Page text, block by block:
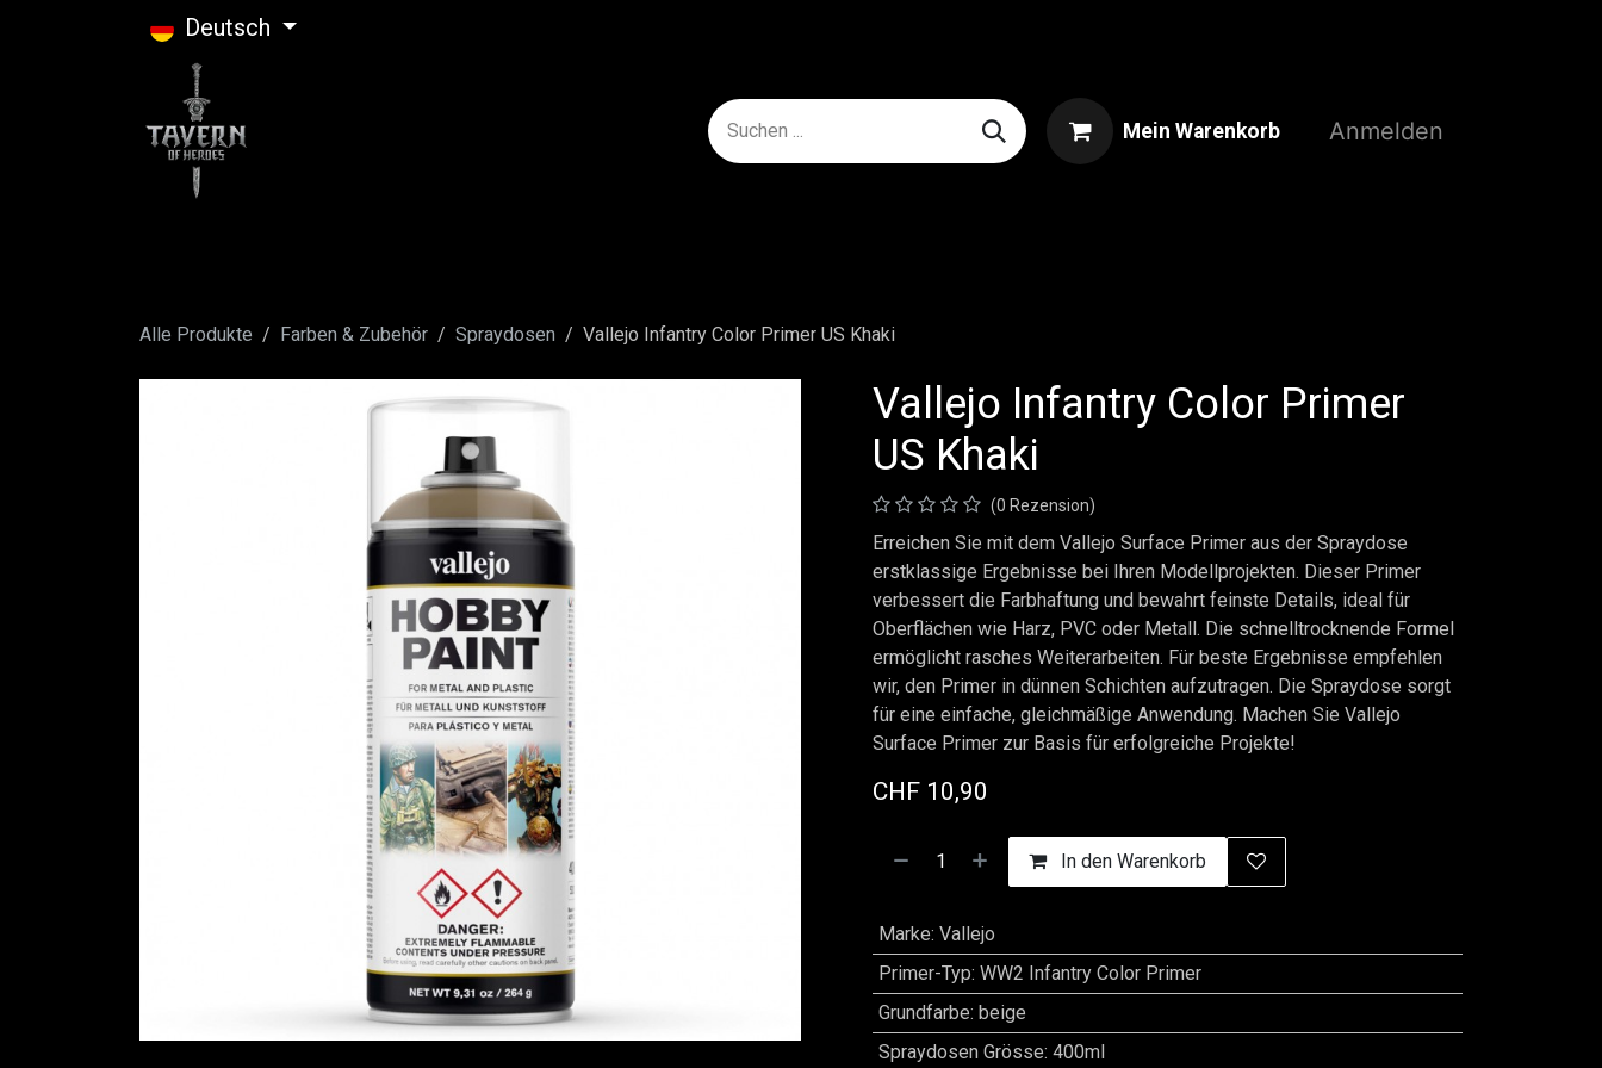
Deutsch
Mein Warenkorb Anmelden
Alle Produkte Farben & Zubehör Spraydosen Vallejo Infantry Color Primer US Khaki
Vallejo Infantry Color Primer
US Khaki
(0 Rezension)
Erreichen Sie mit dem Vallejo Surface Primer aus der Spraydose
erstklassige Ergebnisse bei Ihren Modellprojekten. Dieser Primer
verbessert die Farbhaftung und bewahrt feinste Details, ideal für
Oberflächen wie Harz, PVC oder Metall. Die schnelltrocknende Formel
ermöglicht rasches Weiterarbeiten. Für beste Ergebnisse empfehlen
wir, den Primer in dünnen Schichten aufzutragen. Die Spraydose sorgt
für eine einfache, gleichmäßige Anwendung. Machen Sie Vallejo
Surface Primer zur Basis für erfolgreiche Projekte!
CHF 10,90
In den Warenkorb
Marke: Vallejo
Primer-Typ: WW2 Infantry Color Primer
Grundfarbe: beige
Spraydosen Grösse: 400ml